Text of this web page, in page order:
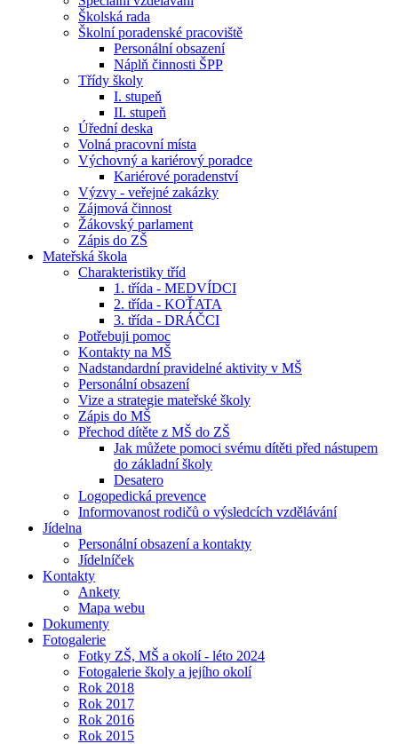
Školská rada
Školní poradenské pracoviště
Personální obsazení
Náplň činnosti ŠPP
Třídy školy
I. stupeň
II. stupeň
Úřední deska
Volná pracovní místa
Výchovný a kariérový poradce
Kariérové poradenství
Výzvy - veřejné zakázky
Zájmová činnost
Žákovský parlament
Zápis do ZŠ
Mateřská škola
Charakteristiky tříd
1. třída - MEDVÍDCI
2. třída - KOŤATA
3. třída - DRÁČCI
Potřebuji pomoc
Kontakty na MŠ
Nadstandardní pravidelné aktivity v MŠ
Personální obsazení
Vize a strategie mateřské školy
Zápis do MŠ
Přechod dítěte z MŠ do ZŠ
Jak můžete pomoci svému dítěti před nástupem
do základní školy
Desatero
Logopedická prevence
Informovanost rodičů o výsledcích vzdělávání
Jídelna
Personální obsazení a kontakty
Jídelníček
Kontakty
Ankety
Mapa webu
Dokumenty
Fotogalerie
Fotky ZŠ, MŠ a okolí - léto 2024
Fotogalerie školy a jejího okolí
Rok 2018
Rok 2017
Rok 2016
Rok 2015